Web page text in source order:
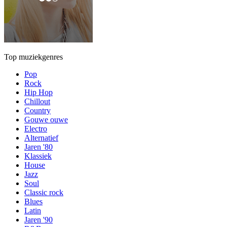
Top muziekgenres
Pop
Rock
Hip Hop
Chillout
Country
Gouwe ouwe
Electro
Alternatief
Jaren '80
Klassiek
House
Jazz
Soul
Classic rock
Blues
Latin
Jaren '90